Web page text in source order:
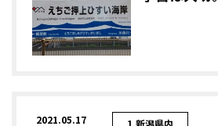
2021.05.17 1.新潟県内